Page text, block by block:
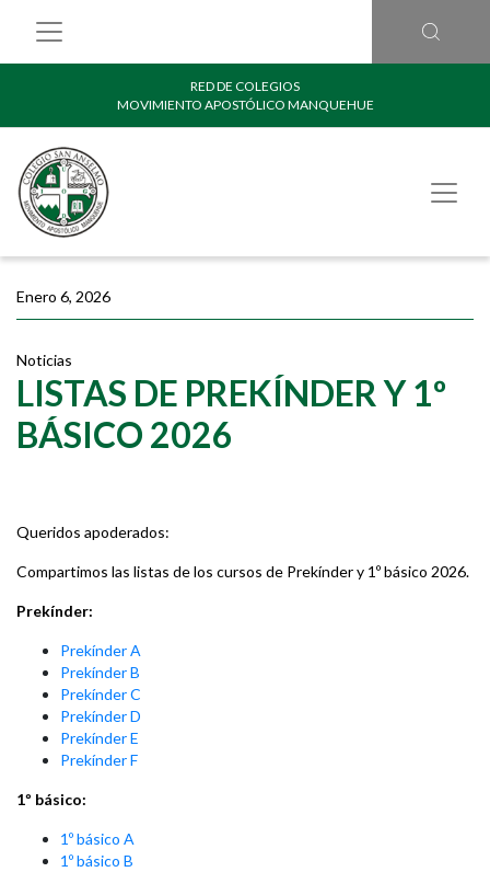
RED DE COLEGIOS
MOVIMIENTO APOSTÓLICO MANQUEHUE
Enero 6, 2026
Noticias
LISTAS DE PREKÍNDER Y 1º
BÁSICO 2026
Queridos apoderados:
Compartimos las listas de los cursos de Prekínder y 1º básico 2026.
Prekínder:
Prekínder A
Prekínder B
Prekínder C
Prekínder D
Prekínder E
Prekínder F
1º básico:
1º básico A
1º básico B